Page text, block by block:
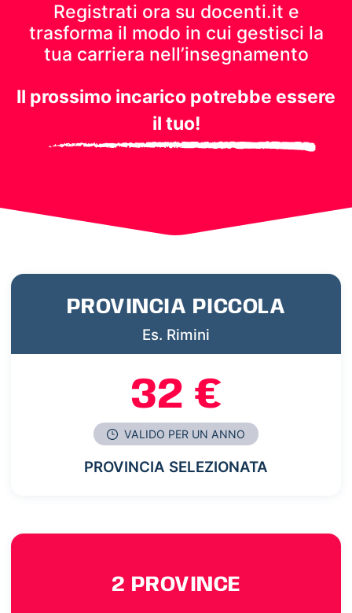
Registrati ora su docenti.it e
trasforma il modo in cui gestisci la
tua carriera nell’insegnamento
Il prossimo incarico potrebbe essere
il tuo!
PROVINCIA PICCOLA
Es. Rimini
32 €
VALIDO PER UN ANNO
PROVINCIA SELEZIONATA
2 PROVINCE